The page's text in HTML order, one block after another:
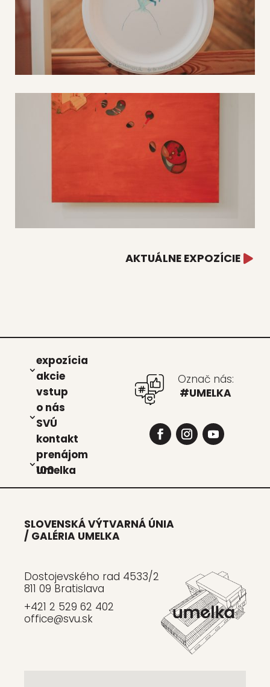
AKTUÁLNE EXPOZÍCIE
expo­zí­cia
akcie
vstup
o nás
SVÚ
kon­takt
pre­ná­jom
Umel­ka 100
Označ nás:
#UMELKA
SLOVENSKÁ VÝTVARNÁ ÚNIA
/ GALÉRIA UMELKA
Dostojevského rad 4533/2
811 09 Bratislava
+421 2 529 62 402
office@svu.sk